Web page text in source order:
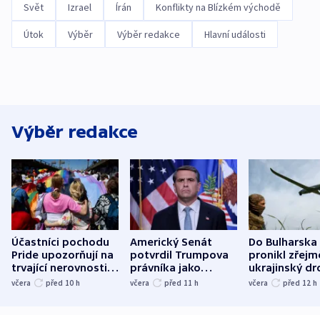
Svět Izrael Írán Konflikty na Blízkém východě
Útok Výběr Výběr redakce Hlavní události
Výběr redakce
Účastníci pochodu
Pride upozorňují na
trvající nerovnosti i
společenskou
včera před 10 h
Americký Senát
potvrdil Trumpova
právníka jako
ministra
včera před 11 h
Do Bulharska
pronikl
ukrajinský
explodoval
včera před 12 h